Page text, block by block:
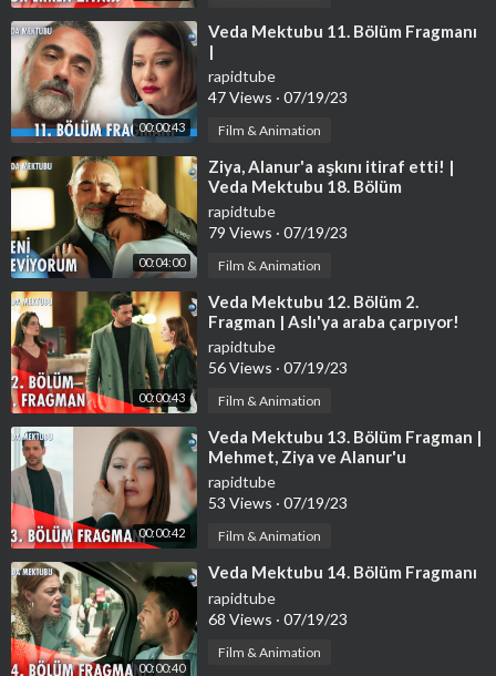
00:00:43
⁣Veda Mektubu 11. Bölüm Fragmanı
|
rapidtube
47 Views · 07/19/23
Film & Animation
00:04:00
⁣Ziya, Alanur'a aşkını itiraf etti! |
Veda Mektubu 18. Bölüm
rapidtube
79 Views · 07/19/23
Film & Animation
00:00:43
⁣Veda Mektubu 12. Bölüm 2.
Fragman | Aslı'ya araba çarpıyor!
rapidtube
56 Views · 07/19/23
Film & Animation
00:00:42
⁣Veda Mektubu 13. Bölüm Fragman |
Mehmet, Ziya ve Alanur'u
yakalıyor!
rapidtube
53 Views · 07/19/23
Film & Animation
00:00:40
⁣Veda Mektubu 14. Bölüm Fragmanı
rapidtube
68 Views · 07/19/23
Film & Animation